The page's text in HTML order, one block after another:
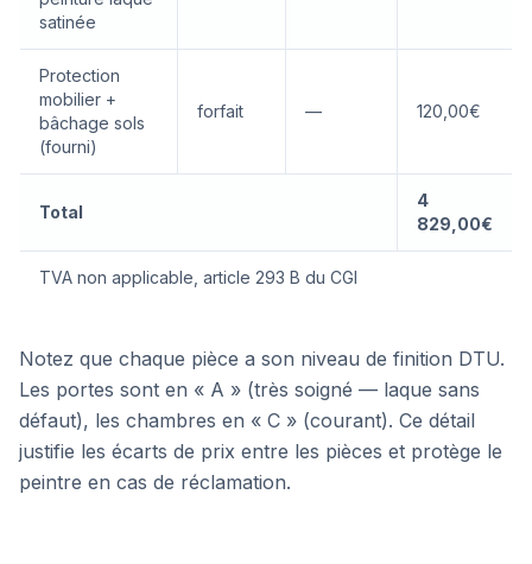
satinée
Protection
mobilier +
bâchage sols
(fourni)
forfait — 120,00€
Total
4
829,00€
TVA non applicable, article 293 B du CGI
Notez que chaque pièce a son niveau de finition DTU.
Les portes sont en « A » (très soigné — laque sans
défaut), les chambres en « C » (courant). Ce détail
justifie les écarts de prix entre les pièces et protège le
peintre en cas de réclamation.